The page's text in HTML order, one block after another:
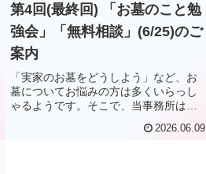
第4回(最終回) 「お墓のこと勉
強会」「無料相談」(6/25)のご
案内
「実家のお墓をどうしよう」など、お
墓についてお悩みの方は多くいらっし
ゃるようです。そこで、当事務所はそ
を実施しています。また、２組限定で
2026.06.09